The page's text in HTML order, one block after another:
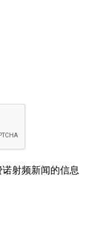
射频新闻的信息